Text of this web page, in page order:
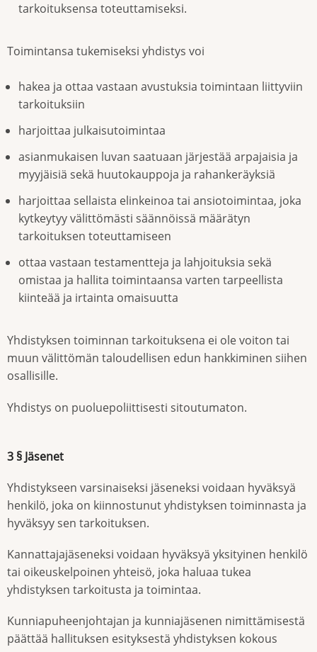
tarkoituksensa toteuttamiseksi.
Toimintansa tukemiseksi yhdistys voi
hakea ja ottaa vastaan avustuksia toimintaan liittyviin
tarkoituksiin
harjoittaa julkaisutoimintaa
asianmukaisen luvan saatuaan järjestää arpajaisia ja
myyjäisiä sekä huutokauppoja ja rahankeräyksiä
harjoittaa sellaista elinkeinoa tai ansiotoimintaa, joka
kytkeytyy välittömästi säännöissä määrätyn
tarkoituksen toteuttamiseen
ottaa vastaan testamentteja ja lahjoituksia sekä
omistaa ja hallita toimintaansa varten tarpeellista
kiinteää ja irtainta omaisuutta
Yhdistyksen toiminnan tarkoituksena ei ole voiton tai
muun välittömän taloudellisen edun hankkiminen siihen
osallisille.
Yhdistys on puoluepoliittisesti sitoutumaton.
3 § Jäsenet
Yhdistykseen varsinaiseksi jäseneksi voidaan hyväksyä
henkilö, joka on kiinnostunut yhdistyksen toiminnasta ja
hyväksyy sen tarkoituksen.
Kannattajajäseneksi voidaan hyväksyä yksityinen henkilö
tai oikeuskelpoinen yhteisö, joka haluaa tukea
yhdistyksen tarkoitusta ja toimintaa.
Kunniapuheenjohtajan ja kunniajäsenen nimittämisestä
päättää hallituksen esityksestä yhdistyksen kokous